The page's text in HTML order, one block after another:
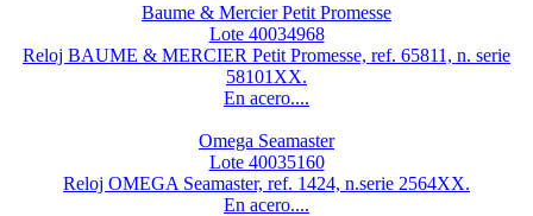
Baume & Mercier Petit Promesse
Lote 40034968
Reloj BAUME & MERCIER Petit Promesse, ref. 65811, n. serie
58101XX.
En acero....
Omega Seamaster
Lote 40035160
Reloj OMEGA Seamaster, ref. 1424, n.serie 2564XX.
En acero....